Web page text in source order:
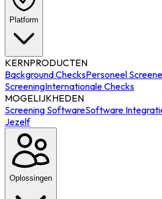
Platform
KERNPRODUCTEN
Background ChecksPersoneel
ScreeningInternationale Checks
MOGELIJKHEDEN
Screening SoftwareSoftware
Jezelf
Oplossingen